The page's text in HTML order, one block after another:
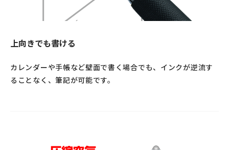
上向きでも書ける
カレンダーや手帳など壁面で書く場合でも、インクが逆流す
ることなく、筆記が可能です。